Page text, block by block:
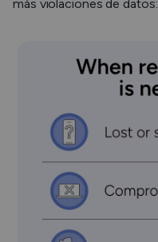
más violaciones de datos: